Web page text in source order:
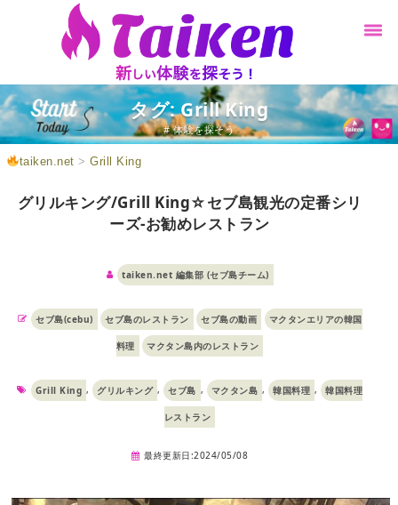
タグ: Grill King
# 体験を探そう
taiken.net >Grill King
グリルキング/Grill King☆セブ島観光の定番シリ
ーズ-お勧めレストラン
taiken.net 編集部 (セブ島チーム)
セブ島(cebu) セブ島のレストラン セブ島の動画 マクタンエリアの韓国
料理 マクタン島内のレストラン
Grill King , グリルキング , セブ島 , マクタン島 , 韓国料理 , 韓国料理
レストラン
最終更新日:2024/05/08